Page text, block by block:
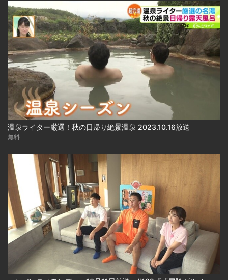
温泉ライター厳選！秋の日帰り絶景温泉 2023.10.16放送
無料